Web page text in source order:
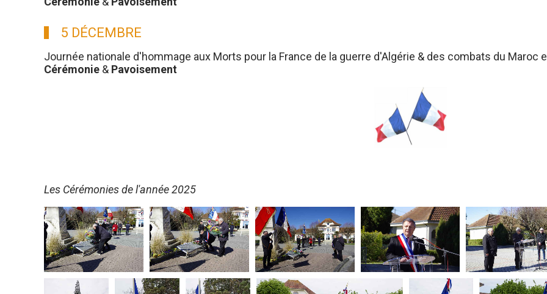
5 DÉCEMBRE
Journée nationale d'hommage aux Morts pour la France de la guerre d'Algérie & des combats du Maroc
Cérémonie & Pavoisement
Les Cérémonies de l'année 2025